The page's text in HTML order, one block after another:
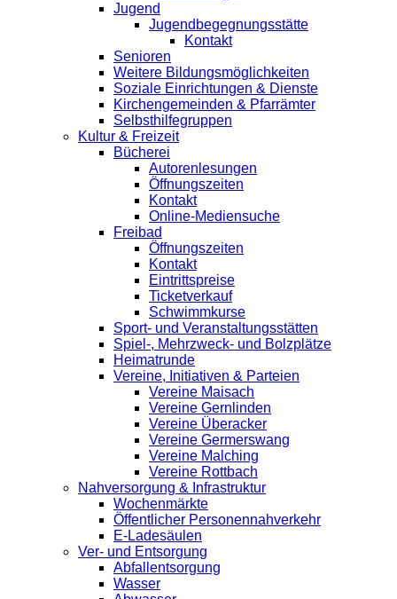
Jugend
Jugendbegegnungsstätte
Kontakt
Senioren
Weitere Bildungsmöglichkeiten
Soziale Einrichtungen & Dienste
Kirchengemeinden & Pfarrämter
Selbsthilfegruppen
Kultur & Freizeit
Bücherei
Autorenlesungen
Öffnungszeiten
Kontakt
Online-Mediensuche
Freibad
Öffnungszeiten
Kontakt
Eintrittspreise
Ticketverkauf
Schwimmkurse
Sport- und Veranstaltungsstätten
Spiel-, Mehrzweck- und Bolzplätze
Heimatrunde
Vereine, Initiativen & Parteien
Vereine Maisach
Vereine Gernlinden
Vereine Überacker
Vereine Germerswang
Vereine Malching
Vereine Rottbach
Nahversorgung & Infrastruktur
Wochenmärkte
Öffentlicher Personennahverkehr
E-Ladesäulen
Ver- und Entsorgung
Abfallentsorgung
Wasser